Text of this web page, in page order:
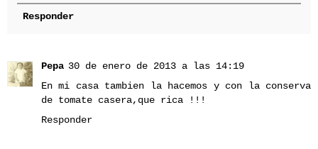
Responder
Pepa 30 de enero de 2013 a las 14:19
En mi casa tambien la hacemos y con la conserva
de tomate casera,que rica !!!
Responder